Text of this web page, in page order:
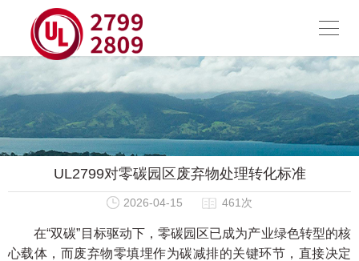
UL2799对零碳园区废弃物处理转化标准
2026-04-15 461次
在“双碳”目标驱动下，零碳园区已成为产业绿色转型的核
心载体，而废弃物零填埋作为碳减排的关键环节，直接决定